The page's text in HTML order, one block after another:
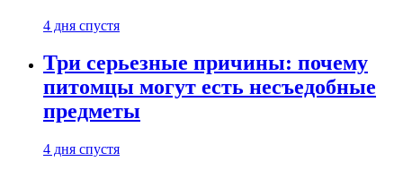
4 дня спустя
Три серьезные причины: почему
питомцы могут есть несъедобные
предметы
4 дня спустя